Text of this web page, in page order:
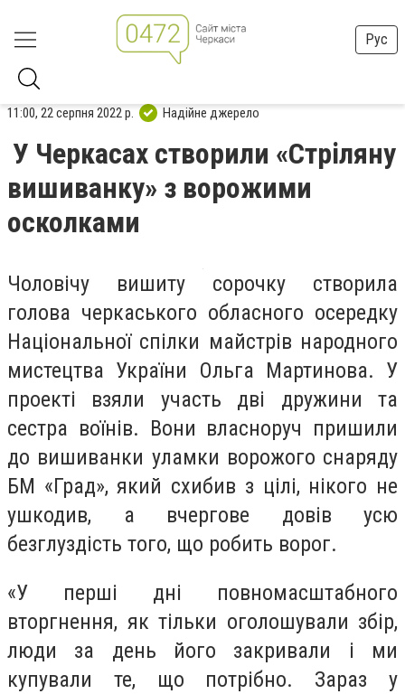
Рус
11:00, 22 серпня 2022 р. Надійне джерело
У Черкасах створили «Стріляну
вишиванку» з ворожими
осколками
Чоловічу вишиту сорочку створила
голова черкаського обласного осередку
Національної спілки майстрів народного
мистецтва України Ольга Мартинова. У
проекті взяли участь дві дружини та
сестра воїнів. Вони власноруч пришили
до вишиванки уламки ворожого снаряду
БМ «Град», який схибив з цілі, нікого не
ушкодив, а вчергове довів усю
безглуздість того, що робить ворог.
«У перші дні повномасштабного
вторгнення, як тільки оголошували збір,
люди за день його закривали і ми
купували те, що потрібно. Зараз у